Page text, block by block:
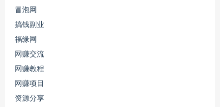
冒泡网
搞钱副业
福缘网
网赚交流
网赚教程
网赚项目
资源分享